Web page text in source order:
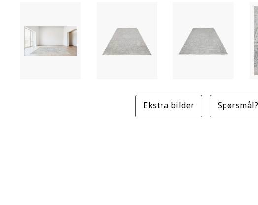
Ekstra bilder Spørsmål?